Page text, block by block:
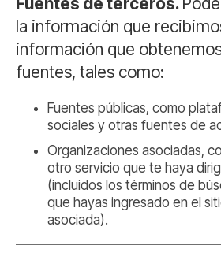
la información que
información que
fuentes, tales como:
Fuentes públicas, como
sociales y otras fuentes de
Organizaciones asociadas,
otro servicio que te haya
(incluidos los términos de
que hayas ingresado en el
asociada).